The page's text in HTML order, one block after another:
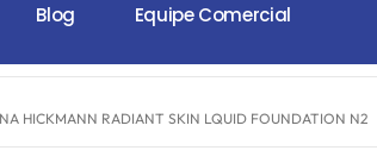
Blog Equipe Comercial
HICKMANN RADIANT SKIN LQUID FOUNDATION N2